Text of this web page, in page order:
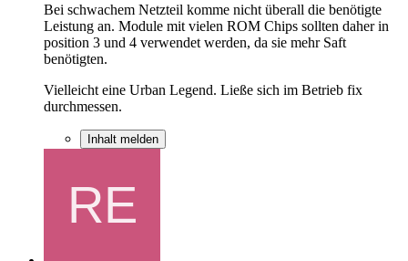
Bei schwachem Netzteil komme nicht überall die benötigte
Leistung an. Module mit vielen ROM Chips sollten daher in
position 3 und 4 verwendet werden, da sie mehr Saft
benötigten.
Vielleicht eine Urban Legend. Ließe sich im Betrieb fix
durchmessen.
Inhalt melden